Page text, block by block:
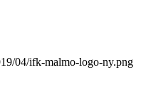
04/ifk-malmo-logo-ny.png